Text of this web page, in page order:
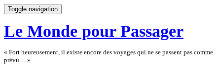
Toggle navigation
Le Monde pour Passager
« Fort heureusement, il existe encore des voyages qui ne se passent pas comme
prévu… »